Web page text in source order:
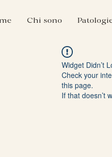
Chi sono
Widget Didn’t
Check your
this page.
If that doesn’t